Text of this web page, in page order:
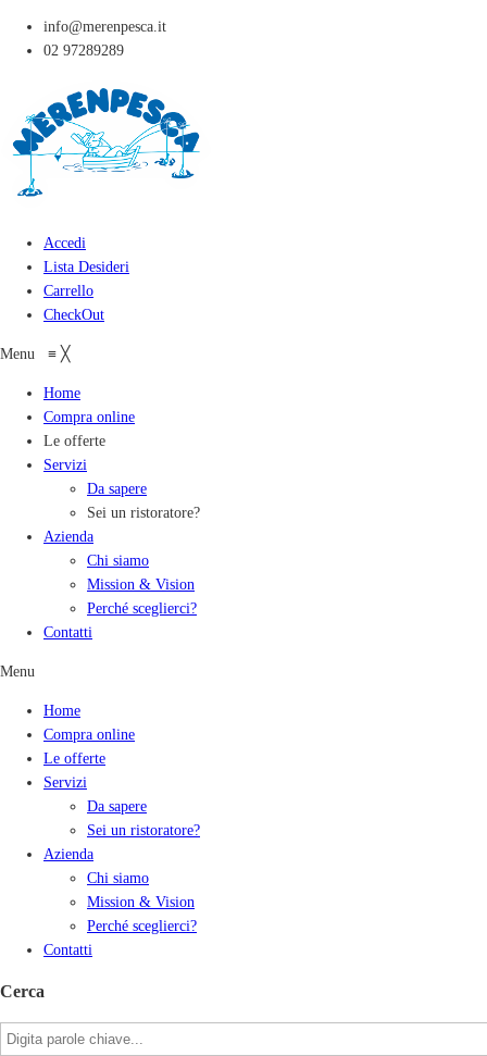
info@merenpesca.it
02 97289289
Accedi
Lista Desideri
Carrello
CheckOut
Menu ≡ ╳
Home
Compra online
Le offerte
Servizi
Da sapere
Sei un ristoratore?
Azienda
Chi siamo
Mission & Vision
Perché sceglierci?
Contatti
Menu
Home
Compra online
Le offerte
Servizi
Da sapere
Sei un ristoratore?
Azienda
Chi siamo
Mission & Vision
Perché sceglierci?
Contatti
Cerca